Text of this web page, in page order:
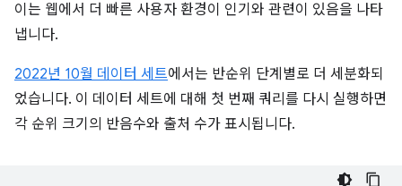
이는 웹에서 더 빠른 사용자 환경이 인기와 관련이 있음을 나타
냅니다.
2022년 10월 데이터 세트에서는 반순위 단계별로 더 세분화되
었습니다. 이 데이터 세트에 대해 첫 번째 쿼리를 다시 실행하면
각 순위 크기의 반음수와 출처 수가 표시됩니다.